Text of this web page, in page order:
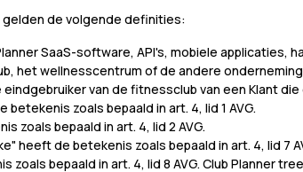
gelden de volgende definities:
SaaS-software, API's, mobiele
het wellnesscentrum of de andere
van de fitnessclub van een Klant
zoals bepaald in art. 4, lid 1 AVG.
zoals bepaald in art. 4, lid 2 AVG.
heeft de betekenis zoals bepaald in art. 4, lid 7
zoals bepaald in art. 4, lid 8 AVG. Club Planner